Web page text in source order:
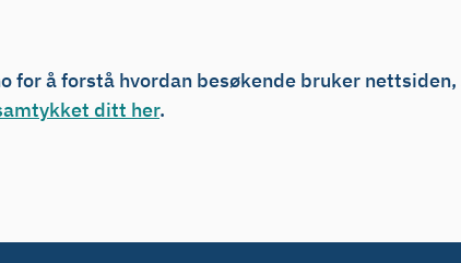
å forstå hvordan besøkende bruker
ditt her.